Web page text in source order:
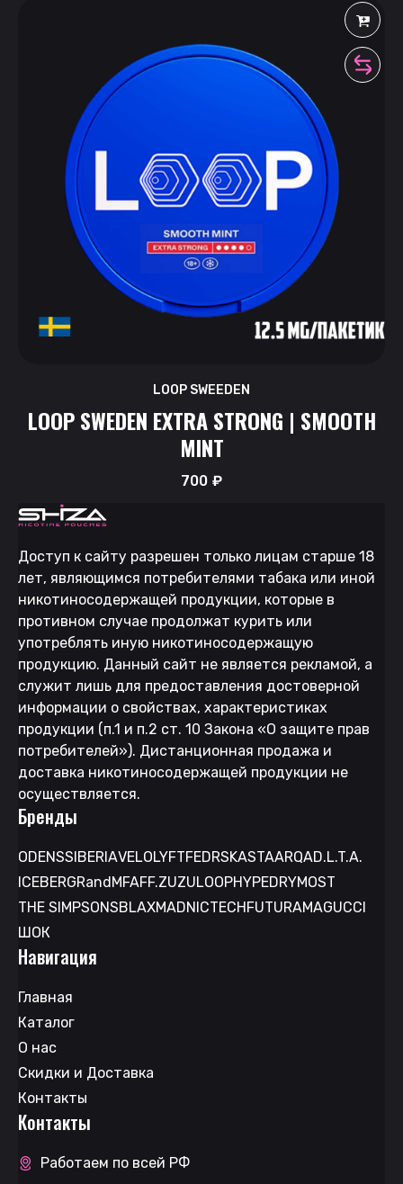
LOOP SWEEDEN
LOOP SWEDEN EXTRA STRONG | SMOOTH
MINT
700₽
Доступ к сайту разрешен только лицам старше 18
лет, являющимся потребителями табака или иной
никотиносодержащей продукции, которые в
противном случае продолжат курить или
употреблять иную никотиносодержащую
продукцию. Данный сайт не является рекламой, а
служит лишь для предоставления достоверной
информации о свойствах, характеристиках
продукции (п.1 и п.2 ст. 10 Закона «О защите прав
потребителей»). Дистанционная продажа и
доставка никотиносодержащей продукции не
осуществляется.
Бренды
ODENSSIBERIAVELOLYFTFEDRSKASTAARQAD.L.T.A.
ICEBERGRandMFAFF.ZUZULOOPHYPEDRYMOST
THE SIMPSONSBLAXMADNICTECHFUTURAMAGUCCI
ШОК
Навигация
Главная
Каталог
О нас
Скидки и Доставка
Контакты
Контакты
Работаем по всей РФ